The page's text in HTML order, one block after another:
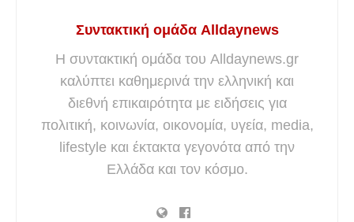
Συντακτική ομάδα Alldaynews
Η συντακτική ομάδα του Alldaynews.gr
καλύπτει καθημερινά την ελληνική και
διεθνή επικαιρότητα με ειδήσεις για
πολιτική, κοινωνία, οικονομία, υγεία, media,
lifestyle και έκτακτα γεγονότα από την
Ελλάδα και τον κόσμο.